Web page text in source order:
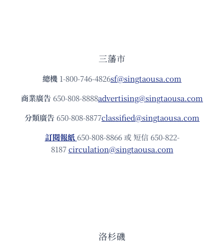
三藩市
總機 1-800-746-4826sf@singtaousa.com
商業廣告 650-808-8888advertising@singtaousa.com
分類廣告 650-808-8877classified@singtaousa.com
訂閱報紙 650-808-8866 或 短信 650-822-
8187circulation@singtaousa.com
洛杉磯